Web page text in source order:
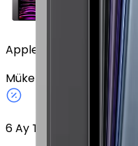
Apple iPad Pro 11" (4.
Mükemmel
Uzay Grisi1 TB
6Ay Taksit Seçeneği